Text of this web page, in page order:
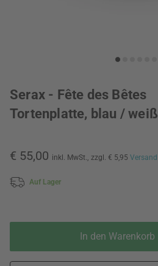
Serax - Fête des Bêtes
Tortenplatte, blau / weiß
€ 55,00 inkl. MwSt., zzgl. € 5,95 Versand
Auf Lager
In den Warenkorb